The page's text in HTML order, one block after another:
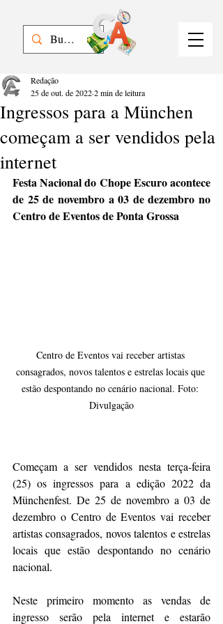
Ingressos para a München
começam a ser vendidos pela
internet
Redação
25 de out. de 20222 min de leitura
Festa Nacional do Chope Escuro acontece
de 25 de novembro a 03 de dezembro no
Centro de Eventos de Ponta Grossa
Centro de Eventos vai receber artistas
consagrados, novos talentos e estrelas locais que
estão despontando no cenário nacional. Foto:
Divulgação
Começam a ser vendidos nesta terça-feira
(25) os ingressos para a edição 2022 da
Münchenfest. De 25 de novembro a 03 de
dezembro o Centro de Eventos vai receber
artistas consagrados, novos talentos e estrelas
locais que estão despontando no cenário
nacional.
Neste primeiro momento as vendas de
ingresso serão pela internet e estarão